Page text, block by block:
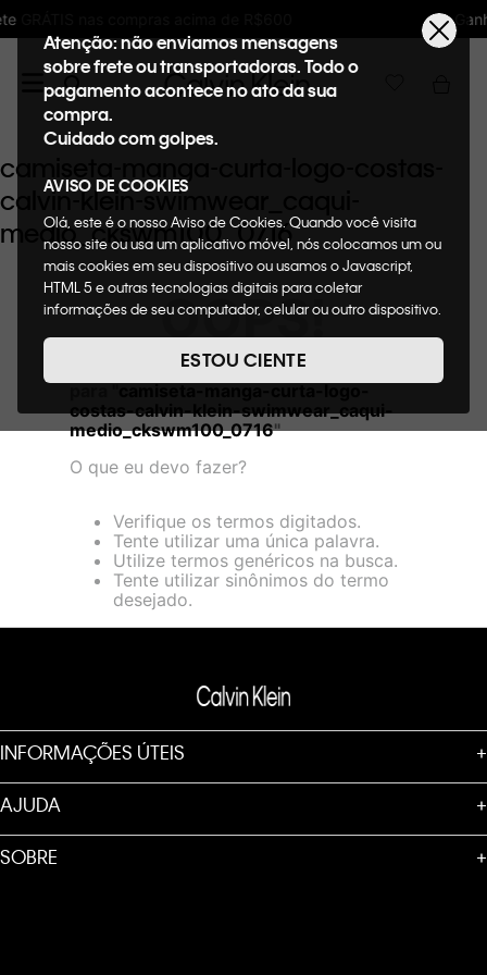
de R$600 Ganhe 10% de GIFTBACK em
Atenção: não enviamos mensagens
sobre frete ou transportadoras. Todo o
pagamento acontece no ato da sua
compra.
Cuidado com golpes.
AVISO DE COOKIES
Olá, este é o nosso Aviso de Cookies. Quando você visita
nosso site ou usa um aplicativo móvel, nós colocamos um ou
mais cookies em seu dispositivo ou usamos o Javascript,
HTML 5 e outras tecnologias digitais para coletar
informações de seu computador, celular ou outro dispositivo.
de cookies, informaremos quais cookies usaremos e quais
suas funções. A forma como processamos os dados
nosso Aviso de Privacidade. Quando você visita nosso site,
consideraremos isso como sua solicitação específica para
fornecer a você toda a funcionalidade do site, incluindo,
entre outros, a capacidade de comprar um item em nossa
Cookies acesse o link.
ESTOU CIENTE
camiseta-manga-curta-logo-costas-
calvin-klein-swimwear_caqui-
medio_ckswm100_0716
OOPS!
Não encontramos nenhum resultado
costas-calvin-klein-swimwear_caqui-
medio_ckswm100_0716"
O que eu devo fazer?
Verifique os termos digitados.
Tente utilizar uma única palavra.
Utilize termos genéricos na busca.
Tente utilizar sinônimos do termo
desejado.
INFORMAÇÕES ÚTEIS +
AJUDA +
SOBRE +